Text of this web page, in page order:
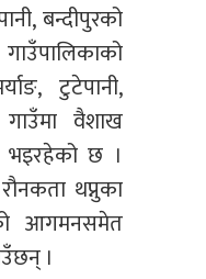
बन्दीपुरको
टुटेपानी,
वैशाख
भइरहेको छ ।
थप्नुका
आगमनसमेत
।